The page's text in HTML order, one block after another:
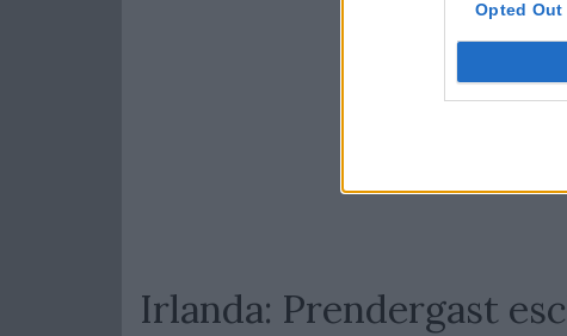
Opted Out
Irlanda: Prendergast